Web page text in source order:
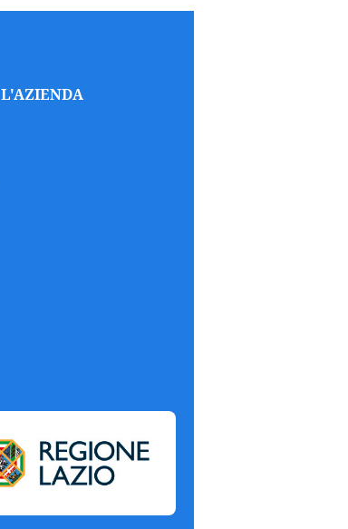
L'AZIENDA